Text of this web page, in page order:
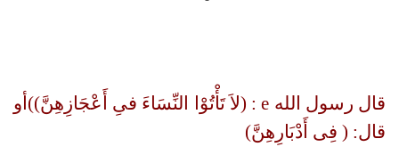
قال رسول الله e: (لاَ تَأْتُوْا النِّسَاءَ فىِ أَعْجَازِهِنَّ))أو
قال: ( فِى أَدْبَارِهِنَّ)